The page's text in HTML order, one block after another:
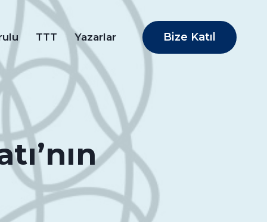
TTT Yazarlar Bize Katıl